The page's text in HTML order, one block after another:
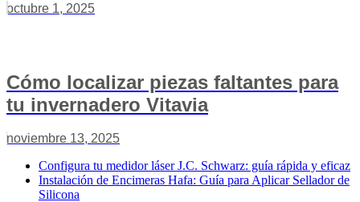
octubre 1, 2025
Cómo localizar piezas faltantes para
tu invernadero Vitavia
noviembre 13, 2025
Configura tu medidor láser J.C. Schwarz: guía rápida y eficaz
Instalación de Encimeras Hafa: Guía para Aplicar Sellador de
Silicona